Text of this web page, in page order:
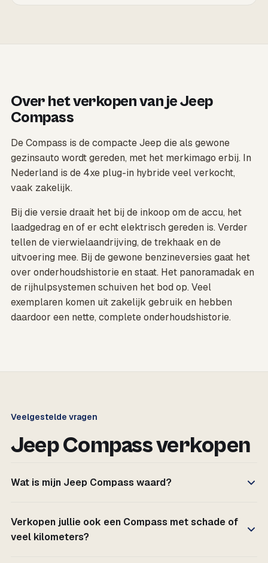
Over het verkopen van je Jeep
Compass
De Compass is de compacte Jeep die als gewone
gezinsauto wordt gereden, met het merkimago erbij. In
Nederland is de 4xe plug-in hybride veel verkocht,
vaak zakelijk.
Bij die versie draait het bij de inkoop om de accu, het
laadgedrag en of er echt elektrisch gereden is. Verder
tellen de vierwielaandrijving, de trekhaak en de
uitvoering mee. Bij de gewone benzineversies gaat het
over onderhoudshistorie en staat. Het panoramadak en
de rijhulpsystemen schuiven het bod op. Veel
exemplaren komen uit zakelijk gebruik en hebben
daardoor een nette, complete onderhoudshistorie.
Veelgestelde vragen
Jeep Compass verkopen
Wat is mijn Jeep Compass waard?
Verkopen jullie ook een Compass met schade of
veel kilometers?